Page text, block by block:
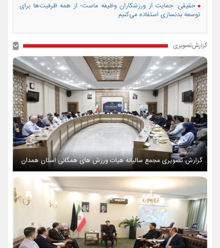
حقیقی: حمایت از ورزشکاران وظیفه ماست؛ از همه ظرفیت‌ها برای
توسعه بدنسازی استفاده می‌کنیم
گزارش‌تصویری
گزارش تصویری مجمع سالیانه هیات ورزش های همگانی استان همدان